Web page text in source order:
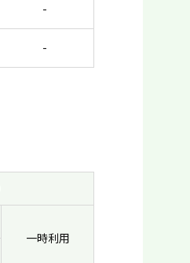
-
-
一時利用